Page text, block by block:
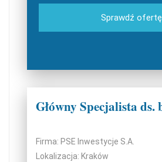
Sprawdź ofertę
Firma: PSE Inwestycje S.A.
Lokalizacja: Kraków